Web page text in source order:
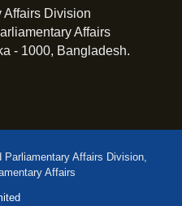
Affairs Division
Affairs
- 1000, Bangladesh.
Affairs Division,
Affairs